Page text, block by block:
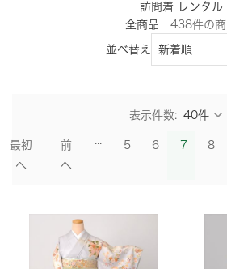
訪問着 レンタル
全商品 438件の
並べ替え
表示件数:
最初
へ
前
へ
... 5 6 7 8